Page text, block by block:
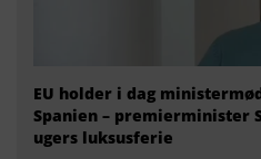
EU holder i dag
Spanien – premierminister
ugers luksusferie